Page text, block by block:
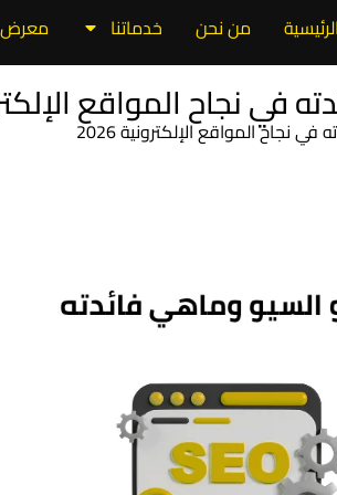
الرئيسية من نحن خدماتنا معرض
نجاح المواقع
المواقع الإلكترونية 2026